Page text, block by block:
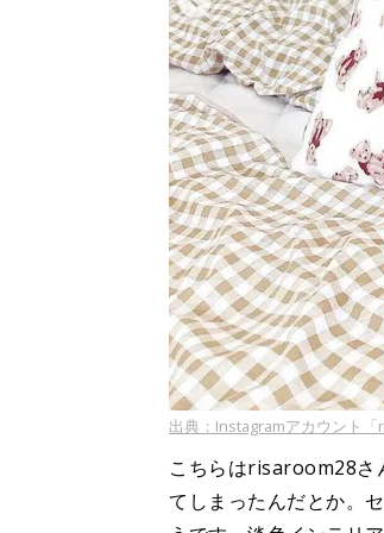
出典：Instagramアカウント「
こちらはrisaroom28さ
てしまったんだとか。